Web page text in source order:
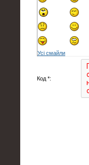
Усі смайли
Код *: